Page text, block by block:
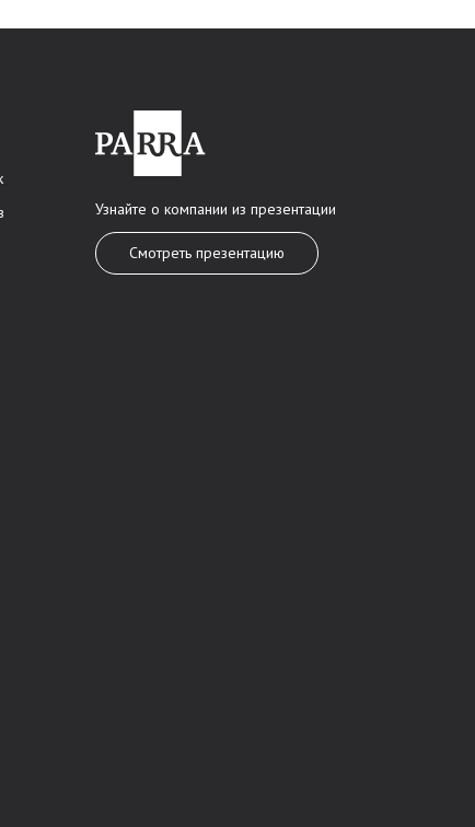
Узнайте о компании из презентации
Смотреть презентацию